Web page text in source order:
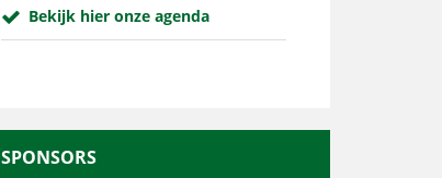
Bekijk hier onze agenda
SPONSORS